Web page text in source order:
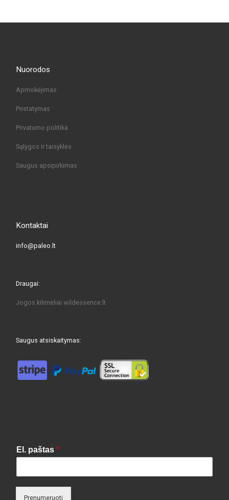
Nuorodos
Apmokėjimas
Pristatymas
Privatumo politika
Sąlygos ir taisyklės
Saugus apsipirkimas
Kontaktai
info@paleo.lt
Draugai:
Jogos kilimėliai wildessence.lt
Saugus atsiskaitymas:
El. paštas *
Prenumeruoti